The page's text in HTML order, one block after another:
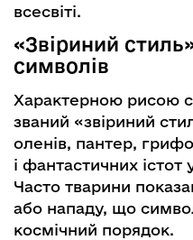
всесвіті.
«Звіриний
символів
Характерною рисою
званий «звіриний
оленів, пантер,
і фантастичних істот
Часто тварини
або нападу, що
космічний порядок.